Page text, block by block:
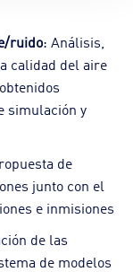
ruido: Análisis,
calidad del aire
simulación y
de
junto con el
e inmisiones
de las
de modelos